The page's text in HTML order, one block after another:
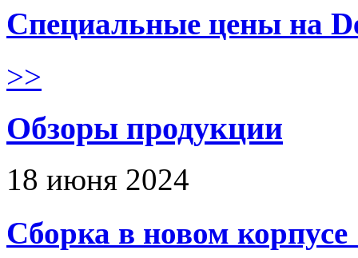
Специальные цены на
>>
Обзоры продукции
18 июня 2024
Сборка в новом